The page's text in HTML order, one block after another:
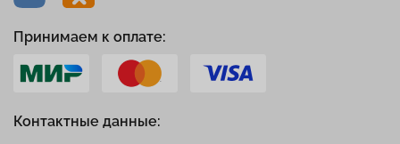
Контактные данные:
Принимаем к оплате: